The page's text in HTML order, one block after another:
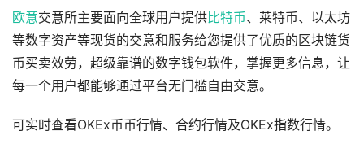
欧意交意所主要面向全球用户提供比特币、莱特币、以太坊
等数字资产等现货的交意和服务给您提供了优质的区块链货
币买卖效劳，超级靠谱的数字钱包软件，掌握更多信息，让
每一个用户都能够通过平台无门槛自由交意。
可实时查看OKEx币币行情、合约行情及OKEx指数行情。